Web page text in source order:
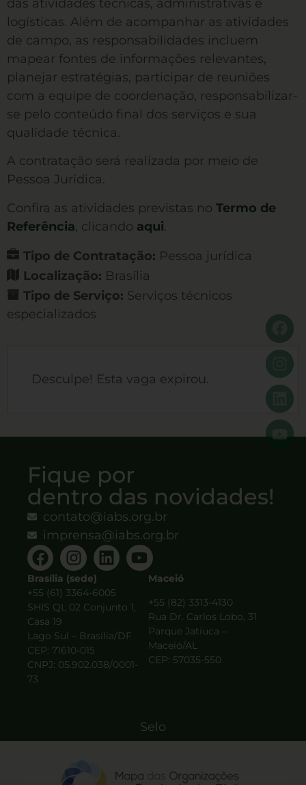
das atividades técnicas, administrativas e
logísticas. Além de acompanhar as atividades
de campo, as responsabilidades incluem
mapear fontes de informações relevantes,
planejar estratégias, participar de reuniões
com a equipe de coordenação, responsabilizar-
se pelo conteúdo final dos serviços e sua
qualidade técnica.
A contratação será realizada por meio de
Pessoa Jurídica.
Confira as atividades previstas no Termo de
Referência, clicando aqui.
Tipo de Contratação: Pessoa jurídica
Localização: Brasília
Tipo de Serviço: Serviços técnicos
especializados
Desculpe! Esta vaga expirou.
Fique por
dentro das novidades!
contato@iabs.org.br
imprensa@iabs.org.br
Brasília (sede)
+55 (61) 3364-6005
SHIS QL 02 Conjunto 1,
Casa 19
Lago Sul – Brasília/DF
CEP: 71610-015
CNPJ: 05.902.038/0001-
73
Maceió
+55 (82) 3313-4130
Rua Dr. Carlos Lobo, 31
Parque Jatiuca –
Maceió/AL
CEP: 57035-550
Selo